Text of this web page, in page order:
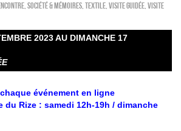
Société & Mémoires Textile Visite guidée Visite
2023 AU DIMANCHE 17
événement en ligne
du Rize : samedi 12h-19h / dimanche